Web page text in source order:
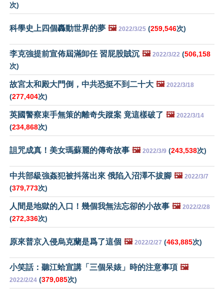
次)
科學史上四個轟動世界的夢 🖼️ 2022/3/25 (259,546次)
李克強提前宣佈屆滿卸任 習屁股賊沉 🖼️ 2022/3/22 (506,158
次)
故宮太和殿大門倒，中共恐挺不到二十大 🖼️ 2022/3/18
(277,404次)
英國警察束手無策的離奇失蹤案 竟這樣破了 🖼️ 2022/3/14
(234,868次)
詛咒成真！美女瑪蘇麗的傳奇故事 🖼️ 2022/3/9 (243,538次)
中共部級強姦犯被抖落出來 俄陷入沼澤不拔腳 🖼️ 2022/3/7
(379,773次)
人間是地獄的入口！幾個我無法忘卻的小故事 🖼️ 2022/2/28
(272,336次)
原來普京入侵烏克蘭是爲了這個 🖼️ 2022/2/27 (463,885次)
小笑話：聽江蛤宣講「三個呆婊」時的注意事項 🖼️
2022/2/24 (379,085次)